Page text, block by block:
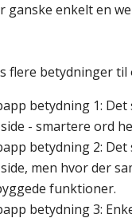
ganske enkelt en
flere betydninger til
betydning 1:
- smartere ord
betydning 2:
men hvor der
funktioner.
betydning 3: